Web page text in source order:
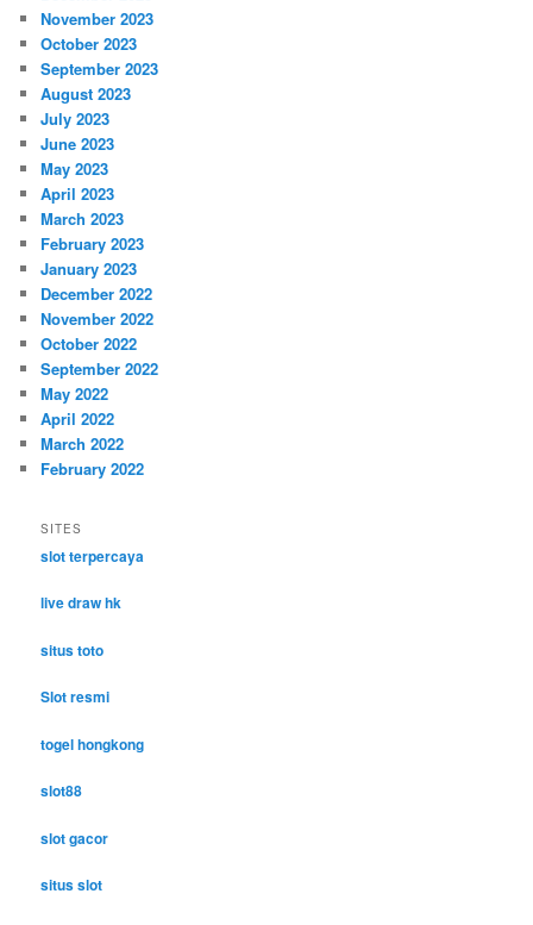
November 2023
October 2023
September 2023
August 2023
July 2023
June 2023
May 2023
April 2023
March 2023
February 2023
January 2023
December 2022
November 2022
October 2022
September 2022
May 2022
April 2022
March 2022
February 2022
SITES
slot terpercaya
live draw hk
situs toto
Slot resmi
togel hongkong
slot88
slot gacor
situs slot